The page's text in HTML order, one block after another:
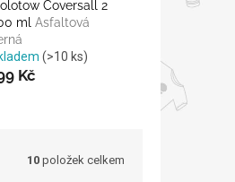
Coversall 2
ml Asfaltová
(>10 ks)
Kč
10 položek celkem